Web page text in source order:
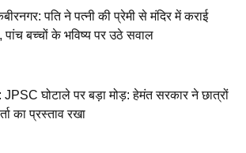
पति ने पत्नी की प्रेमी से मंदिर में कराई
पांच बच्चों के भविष्य पर उठे सवाल
JPSC घोटाले पर बड़ा मोड़: हेमंत सरकार ने छात्रों
का प्रस्ताव रखा